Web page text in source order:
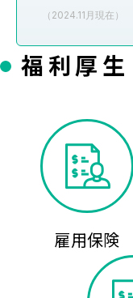
（2024.11月現在）
福利厚生
雇用保険